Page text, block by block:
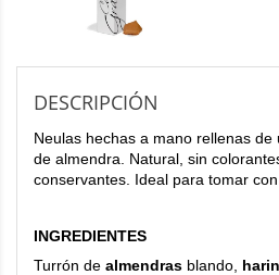
DESCRIPCIÓN
Neulas hechas a mano rellenas
de almendra. Natural, sin
conservantes. Ideal para tomar
INGREDIENTES
Turrón de almendras blando,